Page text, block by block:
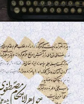
مشاهده فیلترها